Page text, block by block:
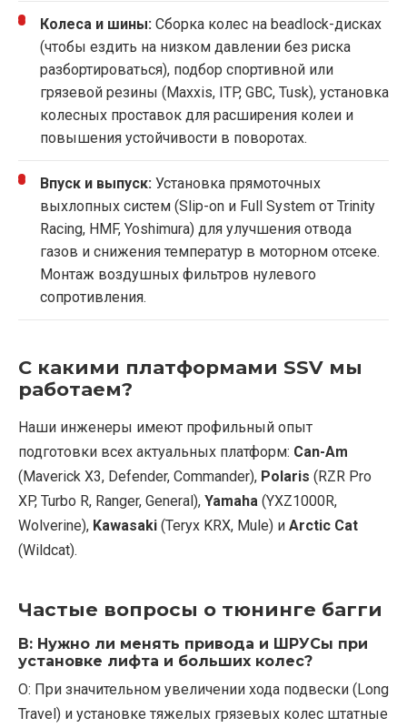
Колеса и шины: Сборка колес на beadlock-дисках
(чтобы ездить на низком давлении без риска
разбортироваться), подбор спортивной или
грязевой резины (Maxxis, ITP, GBC, Tusk), установка
колесных проставок для расширения колеи и
повышения устойчивости в поворотах.
Впуск и выпуск: Установка прямоточных
выхлопных систем (Slip-on и Full System от Trinity
Racing, HMF, Yoshimura) для улучшения отвода
газов и снижения температур в моторном отсеке.
Монтаж воздушных фильтров нулевого
сопротивления.
С какими платформами SSV мы
работаем?
Наши инженеры имеют профильный опыт
подготовки всех актуальных платформ: Can-Am
(Maverick X3, Defender, Commander), Polaris (RZR Pro
XP, Turbo R, Ranger, General), Yamaha (YXZ1000R,
Wolverine), Kawasaki (Teryx KRX, Mule) и Arctic Cat
(Wildcat).
Частые вопросы о тюнинге багги
В: Нужно ли менять привода и ШРУСы при
установке лифта и больших колес?
О: При значительном увеличении хода подвески (Long
Travel) и установке тяжелых грязевых колес штатные